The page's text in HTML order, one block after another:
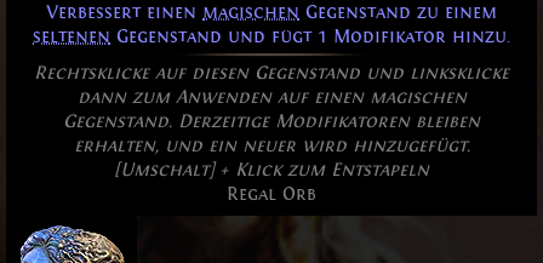
Verbessert einen magischen Gegenstand zu einem
seltenen Gegenstand und fügt 1 Modifikator hinzu.
Rechtsklicke auf diesen Gegenstand und linksklicke
dann zum Anwenden auf einen magischen
Gegenstand. Derzeitige Modifikatoren bleiben
erhalten, und ein neuer wird hinzugefügt.
[Umschalt] + Klick zum Entstapeln
Regal Orb